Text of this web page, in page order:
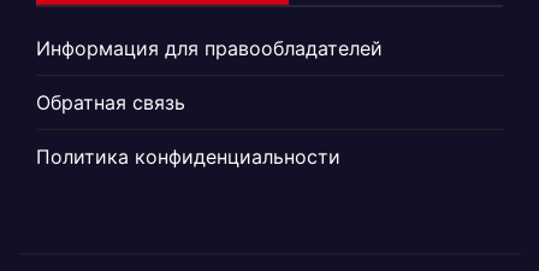
Информация для правообладателей
Обратная связь
Политика конфиденциальности